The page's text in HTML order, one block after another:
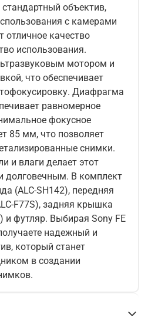
объектив,
с камерами
отличное качество
использования.
мотором и
что обеспечивает
Диафрагма
равномерное
фокусное
85 мм, что позволяет
снимки.
и влаги делает этот
В комплект
(ALC-SH142), передняя
F77S), задняя крышка
Sony FE
надежный и
который станет
в создании